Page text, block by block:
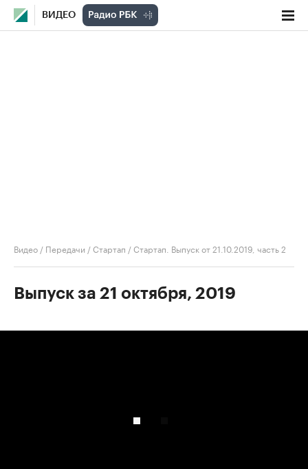
ВИДЕО
Видео / Передачи /Стартап /Стартап. Выпуск от 21.10.2019, часть 2
Выпуск за 21 октября, 2019